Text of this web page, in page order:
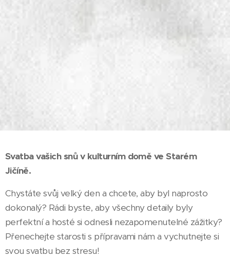
Svatba vašich snů v kulturním domě ve Starém
Jičíně.
Chystáte svůj velký den a chcete, aby byl naprosto
dokonalý? Rádi byste, aby všechny detaily byly
perfektní a hosté si odnesli nezapomenutelné zážitky?
Přenechejte starosti s přípravami nám a vychutnejte si
svou svatbu bez stresu!